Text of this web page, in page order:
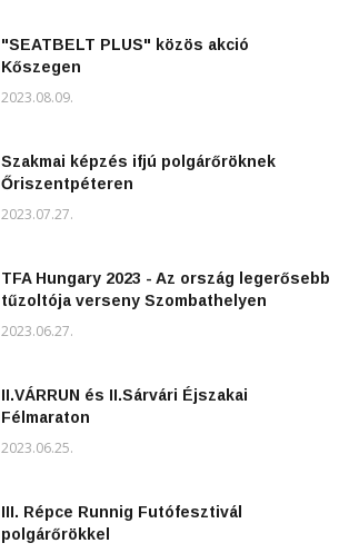
"SEATBELT PLUS" közös akció
Kőszegen
2023.08.09.
Szakmai képzés ifjú polgárőröknek
Őriszentpéteren
2023.07.27.
TFA Hungary 2023 - Az ország legerősebb
tűzoltója verseny Szombathelyen
2023.06.27.
II.VÁRRUN és II.Sárvári Éjszakai
Félmaraton
2023.06.25.
III. Répce Runnig Futófesztivál
polgárőrökkel